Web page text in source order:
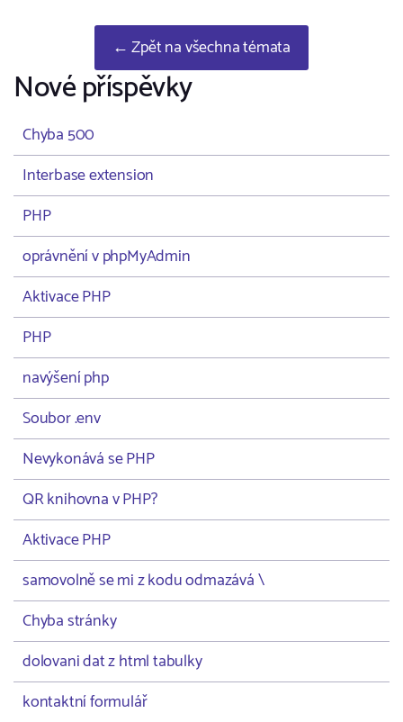
← Zpět na všechna témata
Nové příspěvky
Chyba 500
Interbase extension
PHP
oprávnění v phpMyAdmin
Aktivace PHP
PHP
navýšení php
Soubor .env
Nevykonává se PHP
QR knihovna v PHP?
Aktivace PHP
samovolně se mi z kodu odmazává \
Chyba stránky
dolovani dat z html tabulky
kontaktní formulář